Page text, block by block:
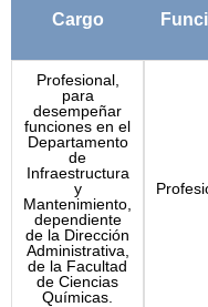
Cargo
Profesional,
para
desempeñar
funciones en el
Departamento
de
Infraestructura
y
Mantenimiento,
dependiente
de la Dirección
Administrativa,
de la Facultad
de Ciencias
Químicas.